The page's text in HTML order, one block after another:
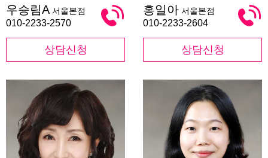
승
림
우승림A 서울본점
010-2233-2570
상담신청
일
아
홍일아 서울본점
010-2233-2604
상담신청